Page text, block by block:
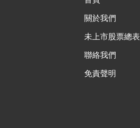
關於我們
未上市股票總表
聯絡我們
免責聲明